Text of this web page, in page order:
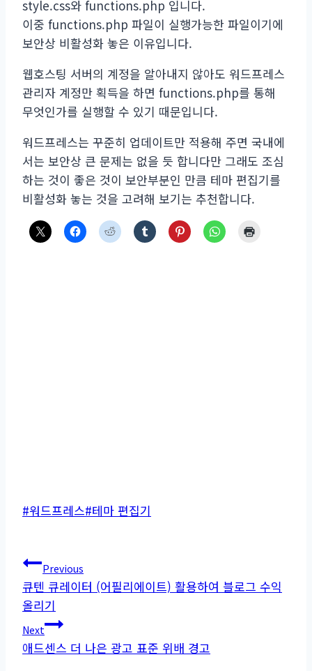
style.css와 functions.php 입니다.
이중 functions.php 파일이 실행가능한 파일이기에
보안상 비활성화 놓은 이유입니다.
웹호스팅 서버의 계정을 알아내지 않아도 워드프레스
관리자 계정만 획득을 하면 functions.php를 통해
무엇인가를 실행할 수 있기 때문입니다.
워드프레스는 꾸준히 업데이트만 적용해 주면 국내에
서는 보안상 큰 문제는 없을 듯 합니다만 그래도 조심
하는 것이 좋은 것이 보안부분인 만큼 테마 편집기를
비활성화 놓는 것을 고려해 보기는 추천합니다.
Post
#워드프레스#테마 편집기
글
탐
색
Previous
큐텐 큐레이터 (어필리에이트) 활용하여 블로그 수익
올리기
Next
애드센스 더 나은 광고 표준 위배 경고